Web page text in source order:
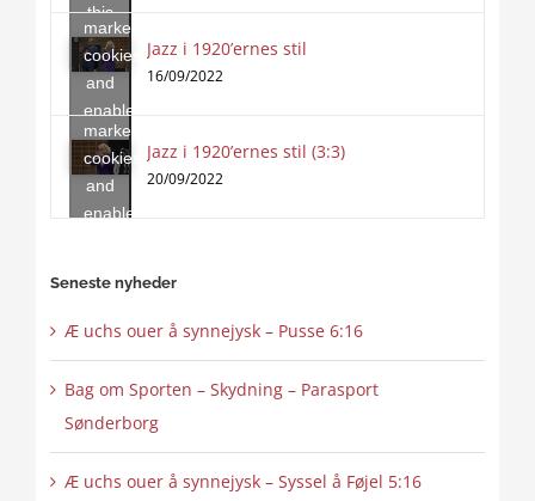
this
content
marketing
cookies
and
enable
this
content
Jazz i 1920’ernes stil
16/09/2022
Click
to
accept
marketing
cookies
and
enable
Jazz i 1920’ernes stil (3:3)
20/09/2022
Seneste nyheder
Æ uchs ouer å synnejysk – Pusse 6:16
Bag om Sporten – Skydning – Parasport
Sønderborg
Æ uchs ouer å synnejysk – Syssel å Føjel 5:16